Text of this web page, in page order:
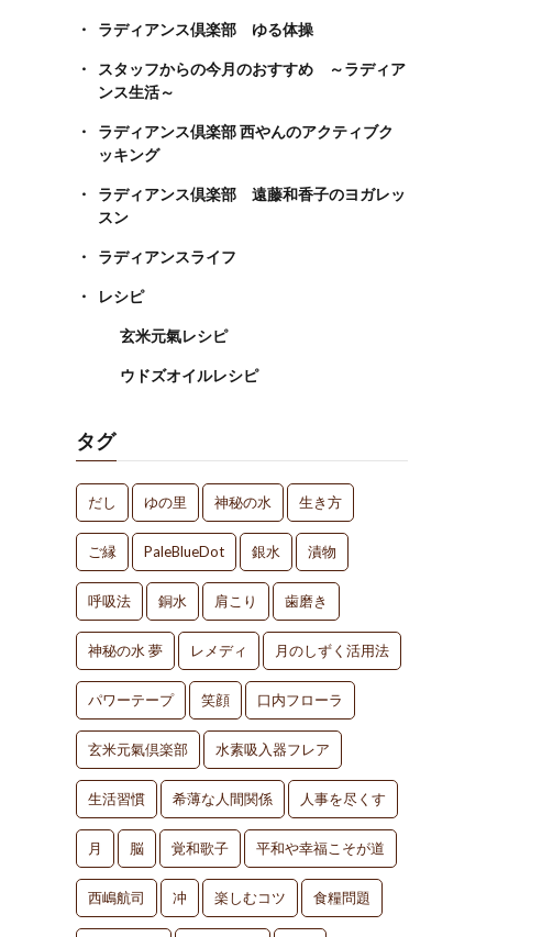
ラディアンス倶楽部 ゆる体操
スタッフからの今月のおすすめ ～ラディア
ンス生活～
ラディアンス倶楽部 西やんのアクティブク
ッキング
ラディアンス倶楽部 遠藤和香子のヨガレッ
スン
ラディアンスライフ
レシピ
玄米元氣レシピ
ウドズオイルレシピ
タグ
だし ゆの里 神秘の水 生き方
ご縁 PaleBlueDot 銀水 漬物
呼吸法 銅水 肩こり 歯磨き
神秘の水 夢 レメディ 月のしずく活用法
パワーテープ 笑顔 口内フローラ
玄米元氣倶楽部 水素吸入器フレア
生活習慣 希薄な人間関係 人事を尽くす
月 脳 覚和歌子 平和や幸福こそが道
西嶋航司 冲 楽しむコツ 食糧問題